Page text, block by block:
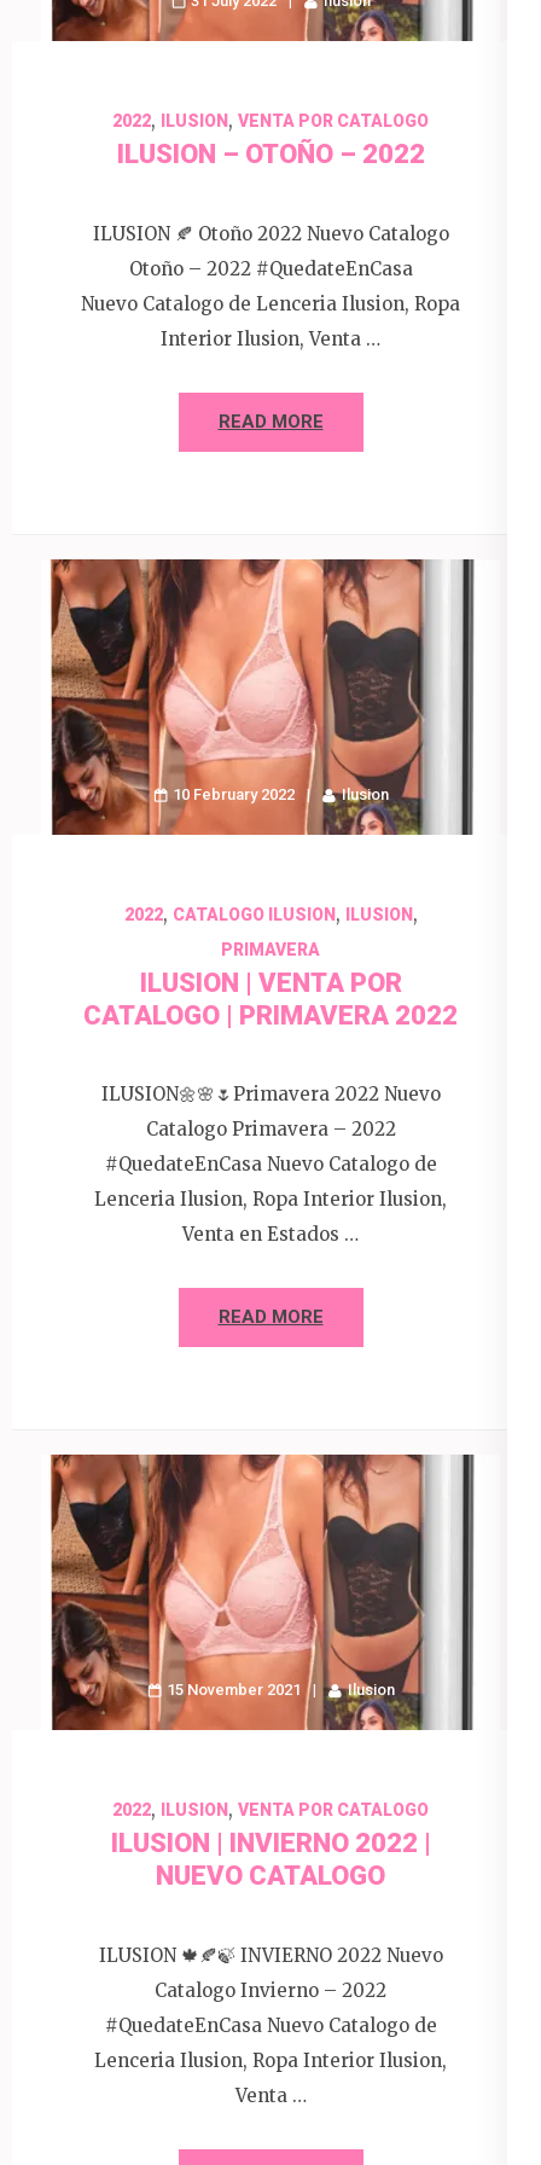
2022, ILUSION , VENTA POR CATALOGO
ILUSION – OTOÑO – 2022
ILUSION 🍂 Otoño 2022 Nuevo Catalogo
Otoño – 2022 #QuedateEnCasa
Nuevo Catalogo de Lenceria Ilusion, Ropa
Interior Ilusion, Venta …
READ MORE
10 February 2022 Ilusion
2022, CATALOGO ILUSION, ILUSION,
PRIMAVERA
ILUSION | VENTA POR
CATALOGO | PRIMAVERA 2022
ILUSION🌼🌸🌷Primavera 2022 Nuevo
Catalogo Primavera – 2022
#QuedateEnCasa Nuevo Catalogo de
Lenceria Ilusion, Ropa Interior Ilusion,
Venta en Estados …
READ MORE
15 November 2021 Ilusion
2022, ILUSION , VENTA POR CATALOGO
ILUSION | INVIERNO 2022 |
NUEVO CATALOGO
ILUSION 🍁🍂🍃 INVIERNO 2022 Nuevo
Catalogo Invierno – 2022
#QuedateEnCasa Nuevo Catalogo de
Lenceria Ilusion, Ropa Interior Ilusion,
Venta …